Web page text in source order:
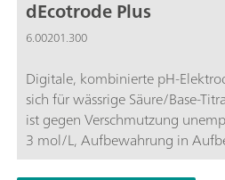
dEcotrode Plus
6.00201.300
Digitale, kombinierte pH-
sich für wässrige Säure/Base-
ist gegen Verschmutzung
3 mol/L, Aufbewahrung in
an OMNIS Titratoren verwendet